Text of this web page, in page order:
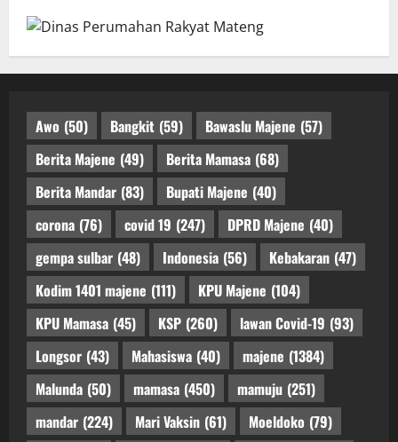
Awo (50) Bangkit (59) Bawaslu Majene (57)
Berita Majene (49) Berita Mamasa (68)
Berita Mandar (83) Bupati Majene (40)
corona (76) covid 19 (247) DPRD Majene (40)
gempa sulbar (48) Indonesia (56) Kebakaran (47)
Kodim 1401 majene (111) KPU Majene (104)
KPU Mamasa (45) KSP (260) lawan Covid-19 (93)
Longsor (43) Mahasiswa (40) majene (1384)
Malunda (50) mamasa (450) mamuju (251)
mandar (224) Mari Vaksin (61) Moeldoko (79)